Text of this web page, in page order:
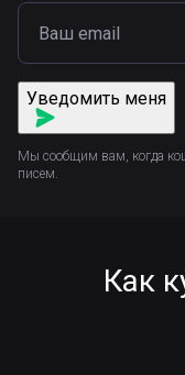
Уведомить меня
Мы сообщим вам, когда
писем.
Как